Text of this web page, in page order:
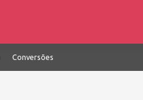
Conversões